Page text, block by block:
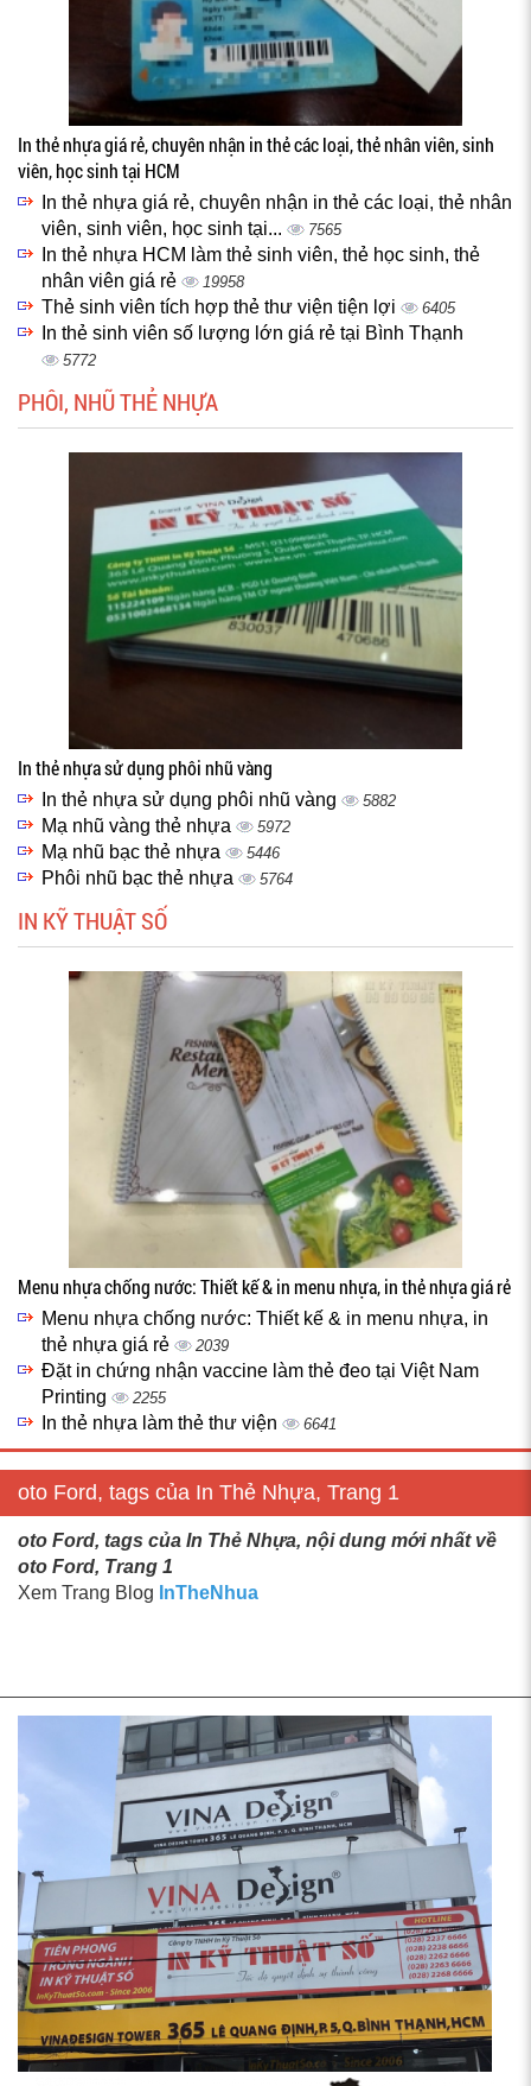
In thẻ nhựa giá rẻ, chuyên nhận in thẻ các loại, thẻ nhân viên, sinh
viên, học sinh tại HCM
In thẻ nhựa giá rẻ, chuyên nhận in thẻ các loại, thẻ nhân
viên, sinh viên, học sinh tại...
7565
In thẻ nhựa HCM làm thẻ sinh viên, thẻ học sinh, thẻ
nhân viên giá rẻ
19958
Thẻ sinh viên tích hợp thẻ thư viện tiện lợi 6405
In thẻ sinh viên số lượng lớn giá rẻ tại Bình Thạnh
5772
PHÔI, NHŨ THẺ NHỰA
In thẻ nhựa sử dụng phôi nhũ vàng
In thẻ nhựa sử dụng phôi nhũ vàng 5882
Mạ nhũ vàng thẻ nhựa 5972
Mạ nhũ bạc thẻ nhựa 5446
Phôi nhũ bạc thẻ nhựa 5764
IN KỸ THUẬT SỐ
Menu nhựa chống nước: Thiết kế & in menu nhựa, in thẻ nhựa giá rẻ
Menu nhựa chống nước: Thiết kế & in menu nhựa, in
thẻ nhựa giá rẻ
2039
Đặt in chứng nhận vaccine làm thẻ đeo tại Việt Nam
Printing
2255
In thẻ nhựa làm thẻ thư viện 6641
oto Ford, tags của In Thẻ Nhựa, Trang 1
oto Ford, tags của In Thẻ Nhựa, nội dung mới nhất về
oto Ford, Trang 1
Xem Trang Blog InTheNhua